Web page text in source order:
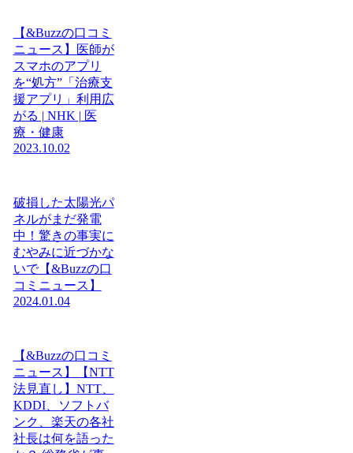
【&Buzzの口コミ
ニュース】医師が
スマホのアプリ
を“処方”「治療支
援アプリ」利用広
がる | NHK | 医
療・健康
2023.10.02
破損した太陽光パ
ネルがまだ発電
中！驚きの事実に
むやみに近づかな
いで【&Buzzの口
コミニュース】
2024.01.04
【&Buzzの口コミ
ニュース】【NTT
法見直し】NTT、
KDDI、ソフトバ
ンク、楽天の各社
社長は何を語った